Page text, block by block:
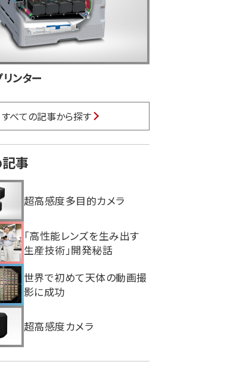
ンター
すべての記事から探す
事
超高感度多目的カメラ
「高性能レンズを生み出す
生産技術」開発秘話
世界で初めて天体の動画撮
影に成功
超高感度カメラ